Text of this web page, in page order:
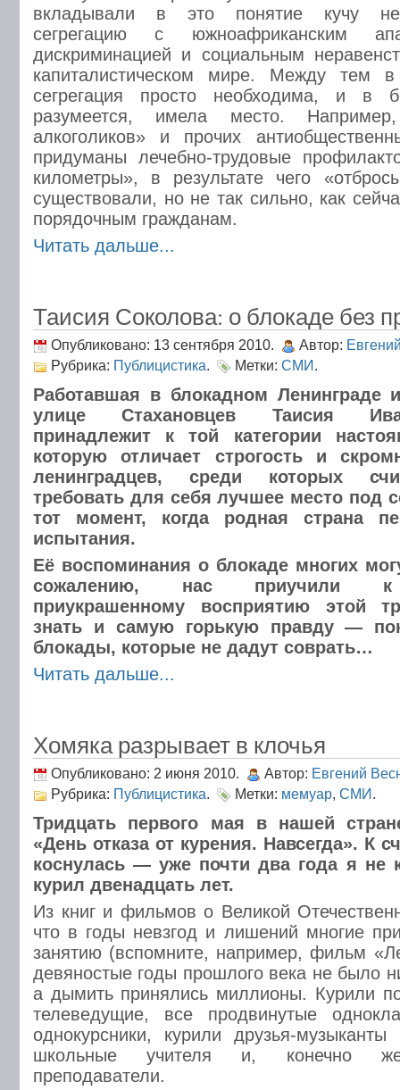
вкладывали в это понятие кучу
сегрегацию с южноафриканским
дискриминацией и социальным
капиталистическом мире. Между тем в
сегрегация просто необходима, и
разумеется, имела место.
алкоголиков» и прочих
придуманы лечебно-трудовые
километры», в результате чего
существовали, но не так сильно, как
порядочным гражданам.
Читать дальше...
Таисия Соколова: о блокаде без
Опубликовано: 13 сентября 2010. Автор:
Рубрика: Публицистика. Метки: СМИ.
Работавшая в блокадном
улице Стахановцев Таисия
принадлежит к той категории
которую отличает строгость и
ленинградцев, среди которых
требовать для себя лучшее место под
тот момент, когда родная страна
испытания.
Её воспоминания о блокаде многих
сожалению, нас приучили к
приукрашенному восприятию этой
знать и самую горькую правду —
блокады, которые не дадут соврать…
Читать дальше...
Хомяка разрывает в клочья
Опубликовано: 2 июня 2010. Автор: Евгений
Рубрика: Публицистика. Метки: мемуар, СМИ.
Тридцать первого мая в нашей
«День отказа от курения. Навсегда». К
коснулась — уже почти два года я не
курил двенадцать лет.
Из книг и фильмов о Великой
что в годы невзгод и лишений многие
занятию (вспомните, например, фильм
девяностые годы прошлого века не было
а дымить принялись миллионы. Курили
телеведущие, все продвинутые
однокурсники, курили друзья-музыканты
школьные учителя и, конечно же,
преподаватели.